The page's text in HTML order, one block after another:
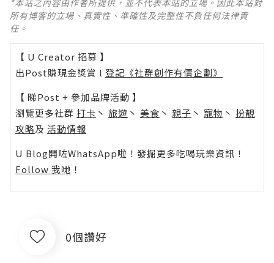
*本站之內容由作者所提供，並不代表本站的立場。因此本站對
所有博客的立場、真實性、準確性及完整性不負任何法律責
任。
【 U Creator 招募 】
出Post賺現金獎賞 l 登記《社群創作有價企劃》
【 睇Post + 參加品牌活動 】
瀏覽更多社群 打卡 丶 旅遊 丶 美食 丶 親子 丶 寵物 丶 扮靚
攻略及 活動情報
U Blog開咗WhatsApp啦！發掘更多吃喝玩樂資訊！
Follow 我哋 ！
0個讚好